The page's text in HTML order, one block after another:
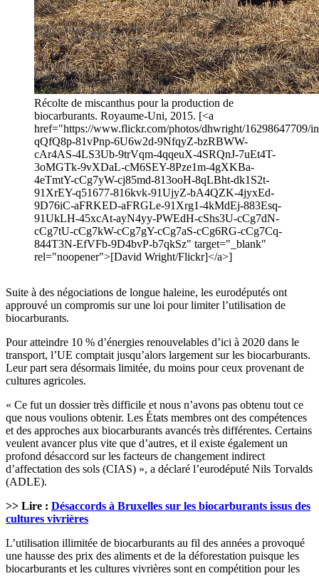
Récolte de miscanthus pour la production de
biocarburants. Royaume-Uni, 2015. [<a
href="https://www.flickr.com/photos/dhwright/16298647709/
qQfQ8p-81vPnp-6U6w2d-9NfqyZ-bzRBWW-
cAr4AS-4LS3Ub-9trVqm-4qqeuX-4SRQnJ-7uEt4T-
3oMGTk-9vXDaL-cM6SEY-8Pze1m-4gXKBa-
4eTmtY-cCg7yW-cj85md-813ooH-8qLBht-dk1S2t-
91XrEY-q51677-816kvk-91UjyZ-bA4QZK-4jyxEd-
9D76iC-aFRKED-aFRGLe-91Xrg1-4kMdEj-883Esq-
91UkLH-45xcAt-ayN4yy-PWEdH-cShs3U-cCg7dN-
cCg7tU-cCg7kW-cCg7gY-cCg7aS-cCg6RG-cCg7Cq-
844T3N-EfVFb-9D4bvP-b7qkSz" target="_blank"
rel="noopener">[David Wright/Flickr]</a>]
Suite à des négociations de longue haleine, les eurodéputés ont
approuvé un compromis sur une loi pour limiter l’utilisation de
biocarburants.
Pour atteindre 10 % d’énergies renouvelables d’ici à 2020 dans le
transport, l’UE comptait jusqu’alors largement sur les biocarburants.
Leur part sera désormais limitée, du moins pour ceux provenant de
cultures agricoles.
« Ce fut un dossier très difficile et nous n’avons pas obtenu tout ce
que nous voulions obtenir. Les États membres ont des compétences
et des approches aux biocarburants avancés très différentes. Certains
veulent avancer plus vite que d’autres, et il existe également un
profond désaccord sur les facteurs de changement indirect
d’affectation des sols (CIAS) », a déclaré l’eurodéputé Nils Torvalds
(ADLE).
>> Lire : Désaccords à Bruxelles sur les biocarburants issus des
cultures vivrières
L’utilisation illimitée de biocarburants au fil des années a provoqué
une hausse des prix des aliments et de la déforestation puisque les
biocarburants et les cultures vivrières sont en compétition pour les